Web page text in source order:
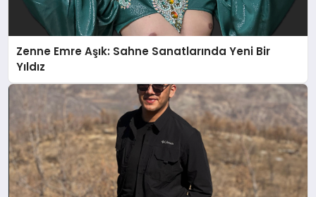
Zenne Emre Aşık: Sahne Sanatlarında Yeni Bir
Yıldız